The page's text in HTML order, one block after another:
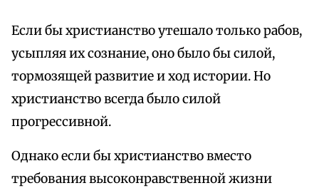
Если бы христианство утешало только рабов,
усыпляя их сознание, оно было бы силой,
тормозящей развитие и ход истории. Но
христианство всегда было силой
прогрессивной.
Однако если бы христианство вместо
требования высоконравственной жизни